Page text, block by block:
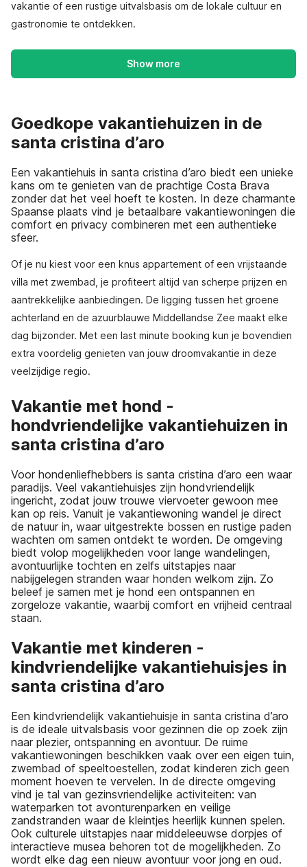
vakantie of een rustige uitvalsbasis om de lokale cultuur en
gastronomie te ontdekken.
Show more
Goedkope vakantiehuizen in de
santa cristina d’aro
Een vakantiehuis in santa cristina d’aro biedt een unieke
kans om te genieten van de prachtige Costa Brava
zonder dat het veel hoeft te kosten. In deze charmante
Spaanse plaats vind je betaalbare vakantiewoningen die
comfort en privacy combineren met een authentieke
sfeer.
Of je nu kiest voor een knus appartement of een vrijstaande
villa met zwembad, je profiteert altijd van scherpe prijzen en
aantrekkelijke aanbiedingen. De ligging tussen het groene
achterland en de azuurblauwe Middellandse Zee maakt elke
dag bijzonder. Met een last minute booking kun je bovendien
extra voordelig genieten van jouw droomvakantie in deze
veelzijdige regio.
Vakantie met hond -
hondvriendelijke vakantiehuizen in
santa cristina d’aro
Voor hondenliefhebbers is santa cristina d’aro een waar
paradijs. Veel vakantiehuisjes zijn hondvriendelijk
ingericht, zodat jouw trouwe viervoeter gewoon mee
kan op reis. Vanuit je vakantiewoning wandel je direct
de natuur in, waar uitgestrekte bossen en rustige paden
wachten om samen ontdekt te worden. De omgeving
biedt volop mogelijkheden voor lange wandelingen,
avontuurlijke tochten en zelfs uitstapjes naar
nabijgelegen stranden waar honden welkom zijn. Zo
beleef je samen met je hond een ontspannen en
zorgeloze vakantie, waarbij comfort en vrijheid centraal
staan.
Vakantie met kinderen -
kindvriendelijke vakantiehuisjes in
santa cristina d’aro
Een kindvriendelijk vakantiehuisje in santa cristina d’aro
is de ideale uitvalsbasis voor gezinnen die op zoek zijn
naar plezier, ontspanning en avontuur. De ruime
vakantiewoningen beschikken vaak over een eigen tuin,
zwembad of speeltoestellen, zodat kinderen zich geen
moment hoeven te vervelen. In de directe omgeving
vind je tal van gezinsvriendelijke activiteiten: van
waterparken tot avonturenparken en veilige
zandstranden waar de kleintjes heerlijk kunnen spelen.
Ook culturele uitstapjes naar middeleeuwse dorpjes of
interactieve musea behoren tot de mogelijkheden. Zo
wordt elke dag een nieuw avontuur voor jong en oud.